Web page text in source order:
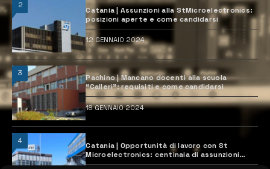
2
Catania | Assunzioni alla StMicroelectronics:
posizioni aperte e come candidarsi
12 GENNAIO 2024
3
Pachino | Mancano docenti alla scuola
“Calleri”: requisiti e come candidarsi
18 GENNAIO 2024
4
Catania | Opportunità di lavoro con St
Microelectronics: centinaia di assunzioni
previste